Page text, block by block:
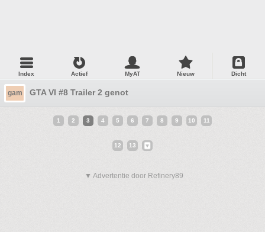
Index Actief MyAT Nieuw Dicht
gam GTA VI #8 Trailer 2 genot
1 2 3 4 5 6 7 8 9 10 11
12 13
▼ Advertentie door Refinery89